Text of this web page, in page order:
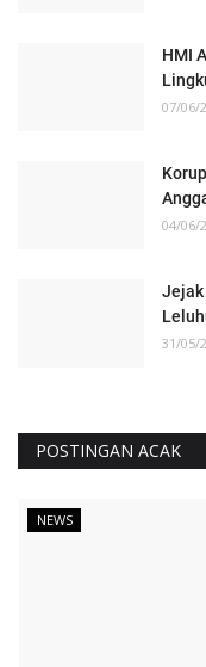
HMI
07/06/
04/06/
Jejak
31/05/
POSTINGAN ACAK
NEWS